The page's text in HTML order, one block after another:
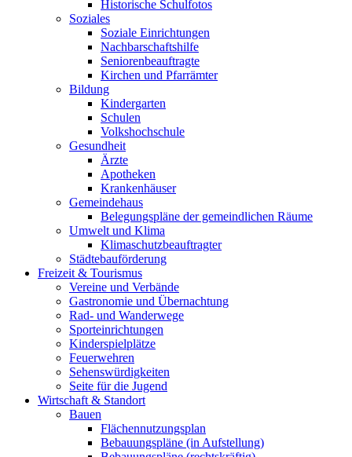
Historische Schulfotos
Soziales
Soziale Einrichtungen
Nachbarschaftshilfe
Seniorenbeauftragte
Kirchen und Pfarrämter
Bildung
Kindergarten
Schulen
Volkshochschule
Gesundheit
Ärzte
Apotheken
Krankenhäuser
Gemeindehaus
Belegungspläne der gemeindlichen Räume
Umwelt und Klima
Klimaschutzbeauftragter
Städtebauförderung
Freizeit & Tourismus
Vereine und Verbände
Gastronomie und Übernachtung
Rad- und Wanderwege
Sporteinrichtungen
Kinderspielplätze
Feuerwehren
Sehenswürdigkeiten
Seite für die Jugend
Wirtschaft & Standort
Bauen
Flächennutzungsplan
Bebauungspläne (in Aufstellung)